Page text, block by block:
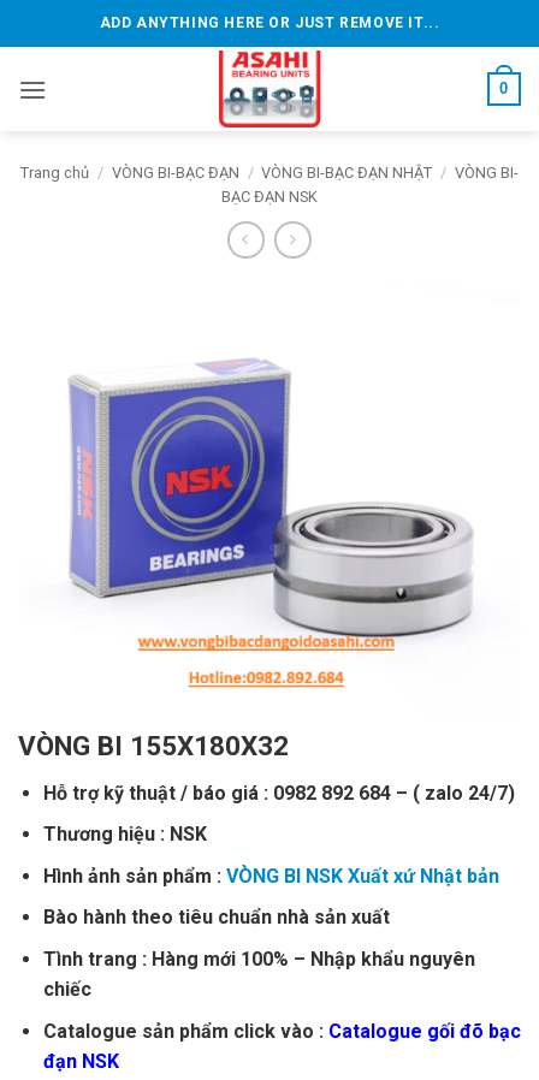
qua
dung
ADD ANYTHING HERE OR JUST REMOVE IT...
0
Trang chủ / VÒNG BI-BẠC ĐẠN / VÒNG BI-BẠC ĐẠN NHẬT / VÒNG BI-
BẠC ĐẠN NSK
VÒNG BI 155X180X32
Hỗ trợ kỹ thuật / báo giá : 0982 892 684 – ( zalo 24/7)
Thương hiệu : NSK
Hình ảnh sản phẩm : VÒNG BI NSK Xuất xứ Nhật bản
Bào hành theo tiêu chuẩn nhà sản xuất
Tình trang : Hàng mới 100% – Nhập khẩu nguyên
chiếc
Catalogue sản phẩm click vào : Catalogue gối đõ bạc
đạn NSK